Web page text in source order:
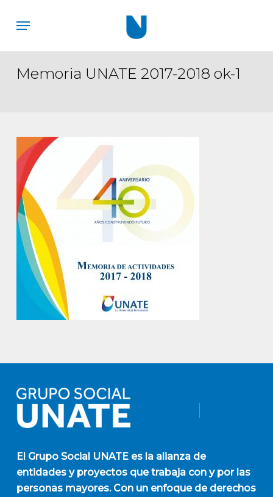
content
Menu
Memoria UNATE 2017-2018 ok-1
El Grupo Social UNATEes la alianza de
entidades y proyectos que trabaja con y por las
personas mayores. Con un enfoque de derechos